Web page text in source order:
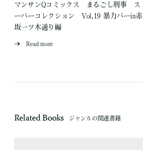
マンサンQコミックス まるごし刑事 ス
ーパーコレクション Vol.19 暴力バーin赤
坂一ツ木通り編
Read more
Related Books ジャンルの関連書籍